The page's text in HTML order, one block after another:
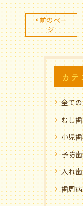
< 前のペー
ジ
カテ
全て
むし歯
小児
予防
入れ歯
歯周病